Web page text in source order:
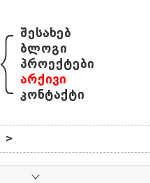
{ შესახებ
ბლოგი
პროექტები
არქივი
კონტაქტი
>